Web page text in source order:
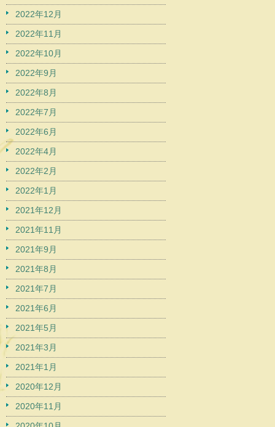
2022年12月
2022年11月
2022年10月
2022年9月
2022年8月
2022年7月
2022年6月
2022年4月
2022年2月
2022年1月
2021年12月
2021年11月
2021年9月
2021年8月
2021年7月
2021年6月
2021年5月
2021年3月
2021年1月
2020年12月
2020年11月